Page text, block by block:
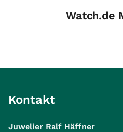
Watch.de
Kontakt
Juwelier Ralf Häffner